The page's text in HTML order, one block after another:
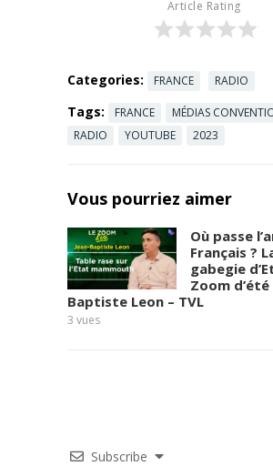
more
Article Rating
Categories: FRANCE RADIO
Tags: FRANCE
MÉDIAS
RADIO
YOUTUBE 2023
Vous pourriez aimer
Où passe
Français ?
gabegie
Zoom d’été
Baptiste Leon – TVL
3 vues
Subscribe